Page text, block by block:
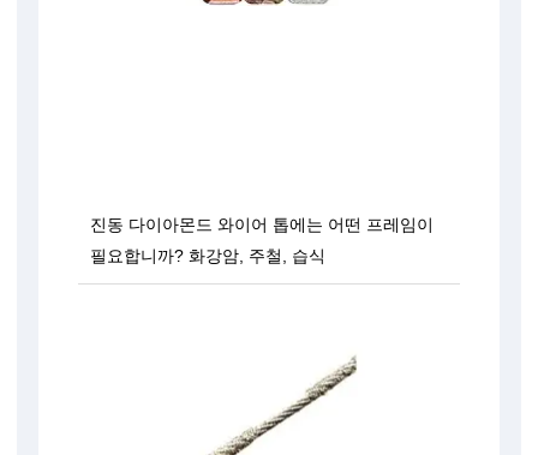
진동 다이아몬드 와이어 톱에는 어떤 프레임이
필요합니까? 화강암, 주철, 습식